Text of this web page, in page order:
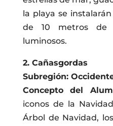
la playa se
de 10 metros de
luminosos.
2. Cañasgordas
Subregión:
Concepto del
iconos de la
Árbol de Navidad,